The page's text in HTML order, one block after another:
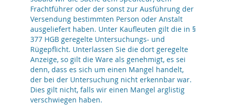
Frachtführer oder der sonst zur Ausführung der
Versendung bestimmten Person oder Anstalt
ausgeliefert haben. Unter Kaufleuten gilt die in §
377 HGB geregelte Untersuchungs- und
Rügepflicht. Unterlassen Sie die dort geregelte
Anzeige, so gilt die Ware als genehmigt, es sei
denn, dass es sich um einen Mangel handelt,
der bei der Untersuchung nicht erkennbar war.
Dies gilt nicht, falls wir einen Mangel arglistig
verschwiegen haben.